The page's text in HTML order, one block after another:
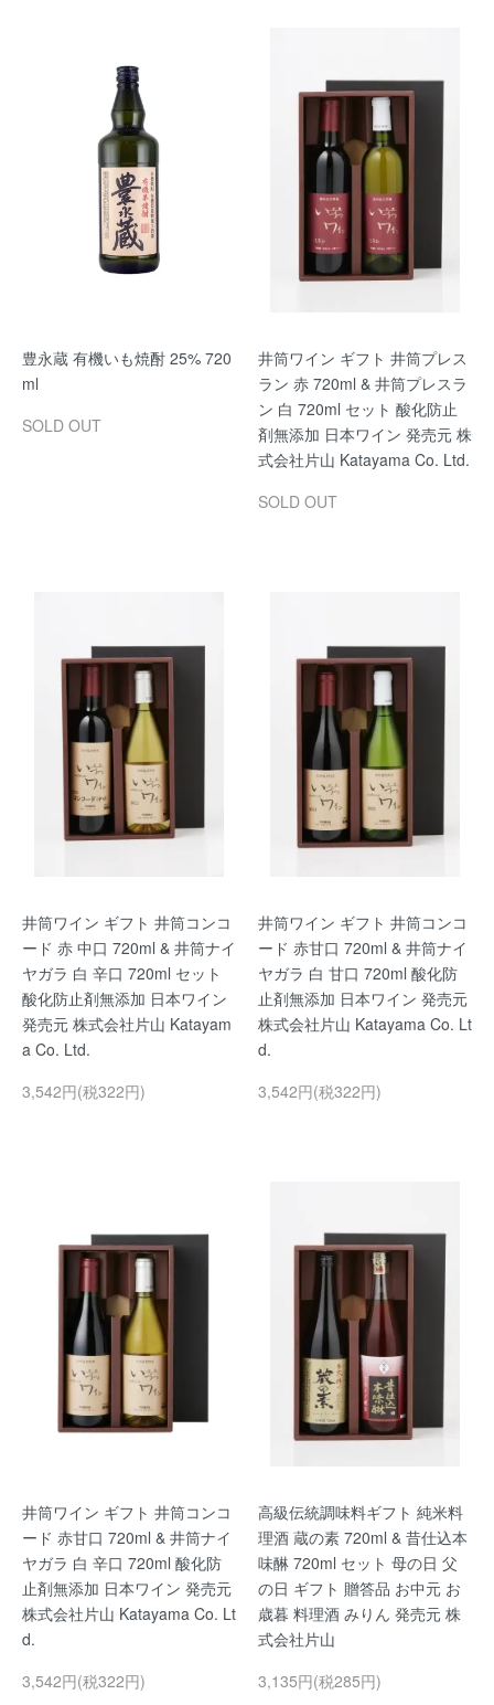
豊永蔵 有機いも焼酎 25% 720
ml
SOLD OUT
井筒ワイン ギフト 井筒プレス
ラン 赤 720ml & 井筒プレスラ
ン 白 720ml セット 酸化防止
剤無添加 日本ワイン 発売元 株
式会社片山 Katayama Co. Ltd.
SOLD OUT
井筒ワイン ギフト 井筒コンコ
ード 赤 中口 720ml & 井筒ナイ
ヤガラ 白 辛口 720ml セット
酸化防止剤無添加 日本ワイン
発売元 株式会社片山 Katayam
a Co. Ltd.
3,542円(税322円)
井筒ワイン ギフト 井筒コンコ
ード 赤甘口 720ml & 井筒ナイ
ヤガラ 白 甘口 720ml 酸化防
止剤無添加 日本ワイン 発売元
株式会社片山 Katayama Co. Lt
d.
3,542円(税322円)
井筒ワイン ギフト 井筒コンコ
ード 赤甘口 720ml & 井筒ナイ
ヤガラ 白 辛口 720ml 酸化防
止剤無添加 日本ワイン 発売元
株式会社片山 Katayama Co. Lt
d.
3,542円(税322円)
高級伝統調味料ギフト 純米料
理酒 蔵の素 720ml & 昔仕込本
味醂 720ml セット 母の日 父
の日 ギフト 贈答品 お中元 お
歳暮 料理酒 みりん 発売元 株
式会社片山
3,135円(税285円)